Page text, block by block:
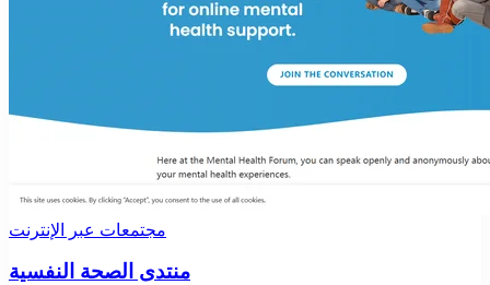
مجتمعات عبر الإنترنت
منتدى الصحة النفسية